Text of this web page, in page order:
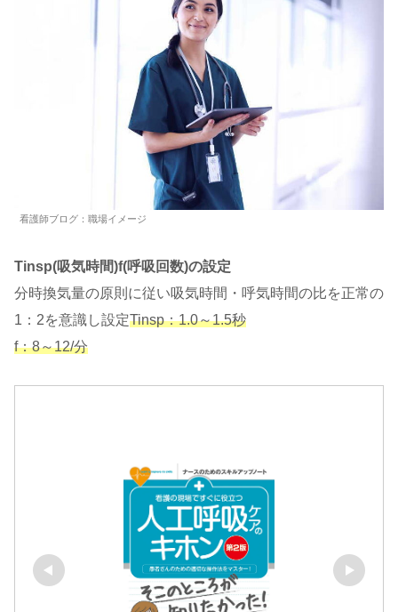
看護師ブログ：職場イメージ
Tinsp(吸気時間)f(呼吸回数)の設定
分時換気量の原則に従い吸気時間・呼気時間の比を正常の
1：2を意識し設定Tinsp：1.0～1.5秒
f：8～12/分